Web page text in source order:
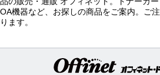
OA機器など、お探しの商品をご案内。ご
ります。